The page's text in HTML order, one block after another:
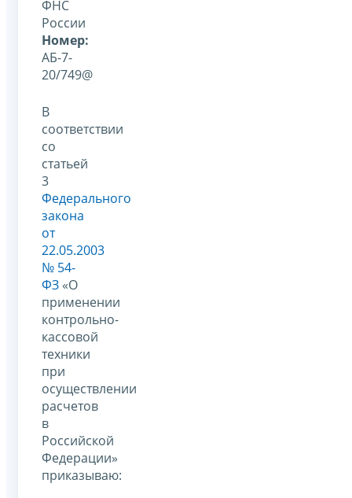
ФНС
России
Номер:
АБ-7-
20/749@
В
соответствии
со
статьей
3
Федерального
закона
от
22.05.2003
№ 54-
ФЗ «О
применении
контрольно-
кассовой
техники
при
осуществлении
расчетов
в
Российской
Федерации»
приказываю: